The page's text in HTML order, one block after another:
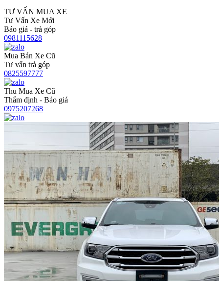
TƯ VẤN MUA XE
Tư Vấn Xe Mới
Báo giá - trả góp
0981115628
Mua Bán Xe Cũ
Tư vấn trả góp
0825597777
Thu Mua Xe Cũ
Thẩm định - Báo giá
0975207268